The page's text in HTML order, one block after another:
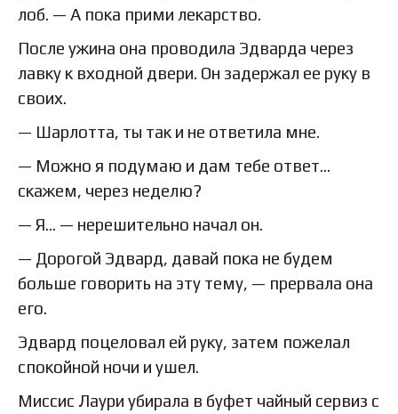
лоб. — А пока прими лекарство.
После ужина она проводила Эдварда через
лавку к входной двери. Он задержал ее руку в
своих.
— Шарлотта, ты так и не ответила мне.
— Можно я подумаю и дам тебе ответ…
скажем, через неделю?
— Я… — нерешительно начал он.
— Дорогой Эдвард, давай пока не будем
больше говорить на эту тему, — прервала она
его.
Эдвард поцеловал ей руку, затем пожелал
спокойной ночи и ушел.
Миссис Лаури убирала в буфет чайный сервиз с